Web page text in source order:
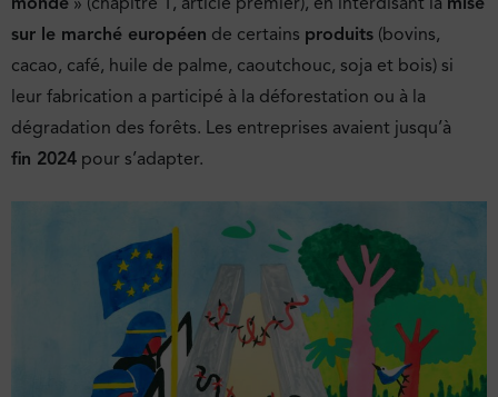
sur le marché européen de certains produits (bovins,
cacao, café, huile de palme, caoutchouc, soja et bois) si
leur fabrication a participé à la déforestation ou à la
dégradation des forêts. Les entreprises avaient jusqu’à
fin 2024 pour s’adapter.